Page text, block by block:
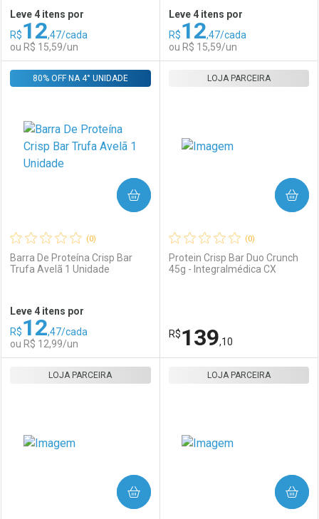
Comprar sem Desconto
Por R$ 15,59/cada
Comprar sem Desconto
Por R$ 15,59/cada
Comprar sem Desconto
Por R$ 15,59/cada
Comprar sem Desconto
Por R$ 15,59/cada
Leve 4 itens por
R$12,47/cada
ou R$ 15,59/un
Laboratório
Comprar sem Desconto
Por R$ 15,59/cada
Por Menos
Comprar sem Desconto
Por R$ 15,59/cada
Leve 4 itens por
R$12,47/cada
ou R$ 15,59/un
Comprar sem Desconto
Por R$ 15,59/cada
Por R$ 15,59/cada
(0)
Barra De Proteína Crisp Bar
Trufa Avelã 1 Unidade
80% OFF NA 4° UNIDADE
Leve 4 itens por
R$12,47/cada
ou R$ 12,99/un
COMPRAR
(0)
Protein Crisp Bar Duo Crunch
45g - Integralmédica CX
LOJA PARCEIRA
R$139,10
COMPRAR
LOJA PARCEIRA
COMPRAR
LOJA PARCEIRA
COMPRAR